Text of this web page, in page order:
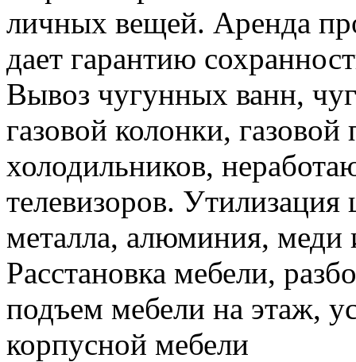
личных вещей. Аренда
дает гарантию
Вывоз чугунных ванн,
газовой колонки,
холодильников,
телевизоров. Утилизация
металла, алюминия, меди
Расстановка мебели,
подъем мебели на этаж,
корпусной мебели